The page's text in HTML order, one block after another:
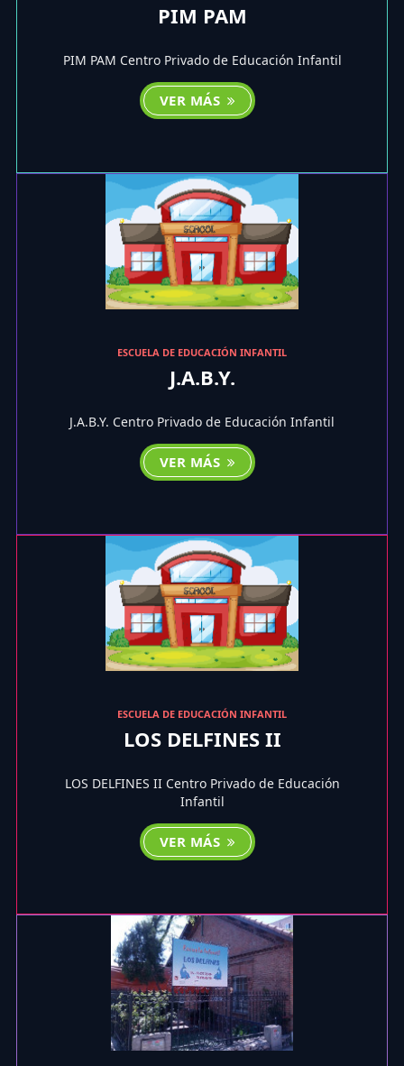
PIM PAM
PIM PAM Centro Privado de Educación Infantil
VER MÁS
ESCUELA DE EDUCACIÓN INFANTIL
J.A.B.Y.
J.A.B.Y. Centro Privado de Educación Infantil
VER MÁS
ESCUELA DE EDUCACIÓN INFANTIL
LOS DELFINES II
LOS DELFINES II Centro Privado de Educación
Infantil
VER MÁS